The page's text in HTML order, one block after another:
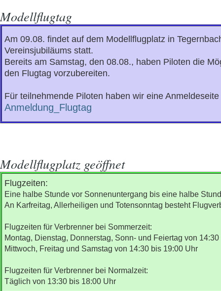
Modellflugtag
Am 09.08. findet auf dem Modellflugplatz in
Vereinsjubiläums statt.
Bereits am Samstag, den 08.08., haben Piloten die
den Flugtag vorzubereiten.
Für teilnehmende Piloten haben wir eine
Anmeldung_Flugtag
Modellflugplatz geöffnet
Flugzeiten:
Eine halbe Stunde vor Sonnenuntergang bis eine halbe
An Karfreitag, Allerheiligen und Totensonntag besteht
Flugzeiten für Verbrenner bei Sommerzeit:
Montag, Dienstag, Donnerstag, Sonn- und Feiertag von
Mittwoch, Freitag und Samstag von 14:30 bis 19:00 Uhr
F lugzeiten für Verbrenner bei Normalzeit:
Täglich von 13:30 bis 18:00 Uhr